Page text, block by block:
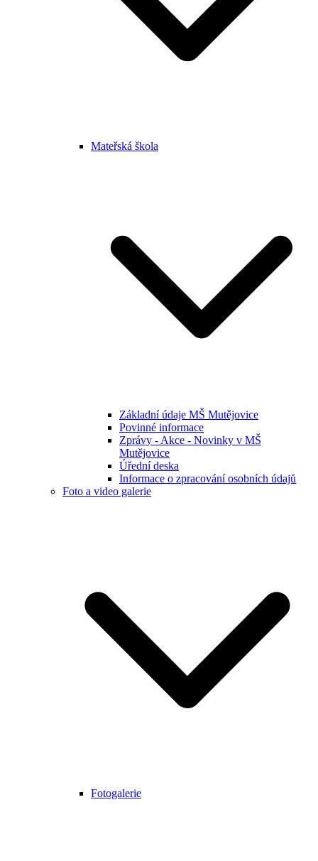
Mateřská škola
Základní údaje MŠ Mutějovice
Povinné informace
Zprávy - Akce - Novinky v MŠ
Mutějovice
Úřední deska
Informace o zpracování osobních údajů
Foto a video galerie
Fotogalerie